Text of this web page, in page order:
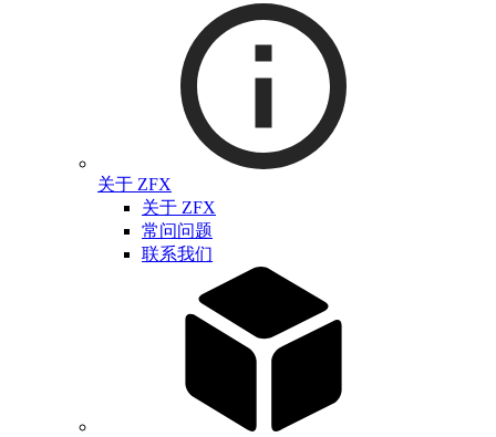
关于 ZFX
关于 ZFX
常问问题
联系我们